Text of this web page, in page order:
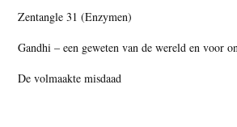
Zentangle 31 (Enzymen)
Gandhi – een geweten van de wereld en voor
De volmaakte misdaad